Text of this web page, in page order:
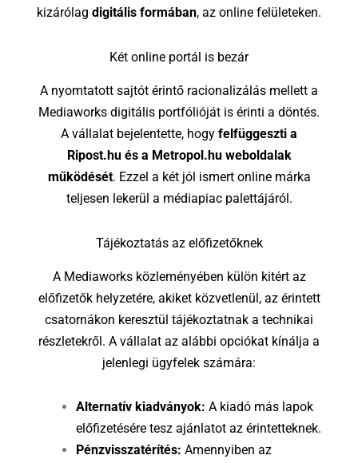
kizárólag digitális formában, az online felületeken.
Két online portál is bezár
A nyomtatott sajtót érintő racionalizálás mellett a
Mediaworks digitális portfólióját is érinti a döntés.
A vállalat bejelentette, hogy felfüggeszti a
Ripost.hu és a Metropol.hu weboldalak
működését. Ezzel a két jól ismert online márka
teljesen lekerül a médiapiac palettájáról.
Tájékoztatás az előfizetőknek
A Mediaworks közleményében külön kitért az
előfizetők helyzetére, akiket közvetlenül, az érintett
csatornákon keresztül tájékoztatnak a technikai
részletekről. A vállalat az alábbi opciókat kínálja a
jelenlegi ügyfelek számára:
Alternatív kiadványok: A kiadó más lapok
előfizetésére tesz ajánlatot az érintetteknek.
Pénzvisszatérítés: Amennyiben az